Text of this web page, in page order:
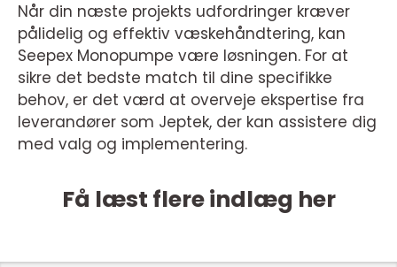
Når din næste projekts udfordringer kræver
pålidelig og effektiv væskehåndtering, kan
Seepex Monopumpe være løsningen. For at
sikre det bedste match til dine specifikke
behov, er det værd at overveje ekspertise fra
leverandører som Jeptek, der kan assistere dig
med valg og implementering.
Få læst flere indlæg her